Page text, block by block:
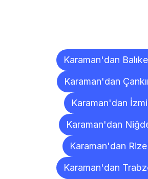
Karaman'dan
Karaman'dan
Karaman'dan
Karaman'dan
Karaman'dan
Karaman'dan